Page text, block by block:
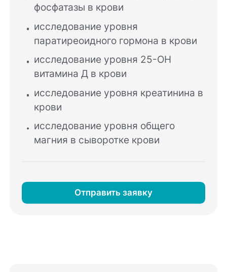
фосфатазы в крови
исследование уровня
паратиреоидного гормона в крови
исследование уровня 25-OH
витамина Д в крови
исследование уровня креатинина в
крови
исследование уровня общего
магния в сыворотке крови
Отправить заявку